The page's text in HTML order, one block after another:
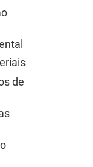
de